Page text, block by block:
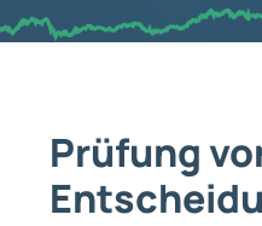
Prüfung